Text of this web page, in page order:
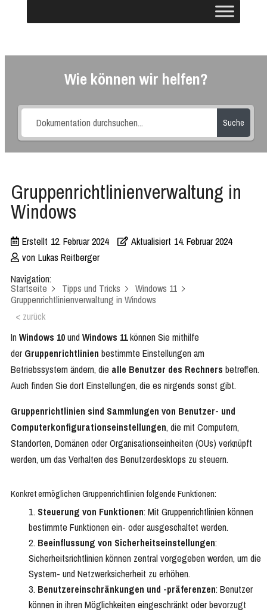
Wie können wir helfen?
Suche
Gruppenrichtlinienverwaltung in
Windows
Erstellt 12. Februar 2024 Aktualisiert 14. Februar 2024
von Lukas Reitberger
Navigation:
Startseite Tipps und Tricks
Windows 11
Gruppenrichtlinienverwaltung in Windows
< zurück
In Windows 10und Windows 11können Sie mithilfe
der Gruppenrichtlinien bestimmte Einstellungen am
Betriebssystem ändern, die alle Benutzer des Rechners betreffen.
Auch finden Sie dort Einstellungen, die es nirgends sonst gibt.
Gruppenrichtlinien sind Sammlungen von Benutzer- und
Computerkonfigurationseinstellungen, die mit Computern,
Standorten, Domänen oder Organisationseinheiten (OUs) verknüpft
werden, um das Verhalten des Benutzerdesktops zu steuern.
Konkret ermöglichen Gruppenrichtlinien folgende Funktionen:
Steuerung von Funktionen: Mit Gruppenrichtlinien können
bestimmte Funktionen ein- oder ausgeschaltet werden.
Beeinflussung von Sicherheitseinstellungen:
Sicherheitsrichtlinien können zentral vorgegeben werden, um die
System- und Netzwerksicherheit zu erhöhen.
Benutzereinschränkungen und -präferenzen: Benutzer
können in ihren Möglichkeiten eingeschränkt oder bevorzugt